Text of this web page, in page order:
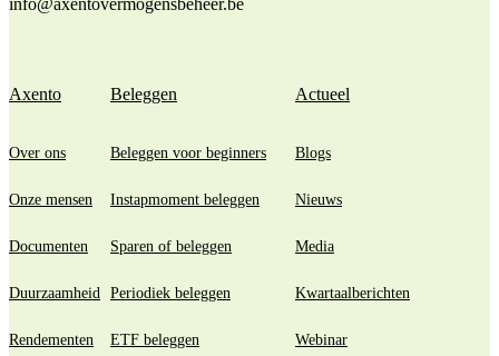
Axento
Over ons
Onze mensen
Documenten
Duurzaamheid
Rendementen
Beleggen
Beleggen voor beginners
Instapmoment beleggen
Sparen of beleggen
Periodiek beleggen
ETF beleggen
Actueel
Blogs
Nieuws
Media
Kwartaalberichten
Webinar